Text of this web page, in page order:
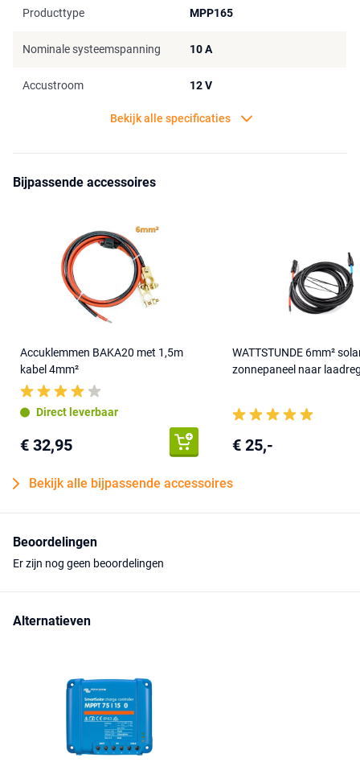
Producttype
MPP165
Nominale systeemspanning 10 A
Accustroom 12 V
Bekijk alle specificaties
Bijpassende accessoires
Accuklemmen BAKA20 met 1,5m
kabel 4mm²
Direct leverbaar
€ 32,95
WATTSTUNDE 6mm²
zonnepaneel naar
€ 25,-
Bekijk alle bijpassende accessoires
Beoordelingen
Er zijn nog geen beoordelingen
Alternatieven